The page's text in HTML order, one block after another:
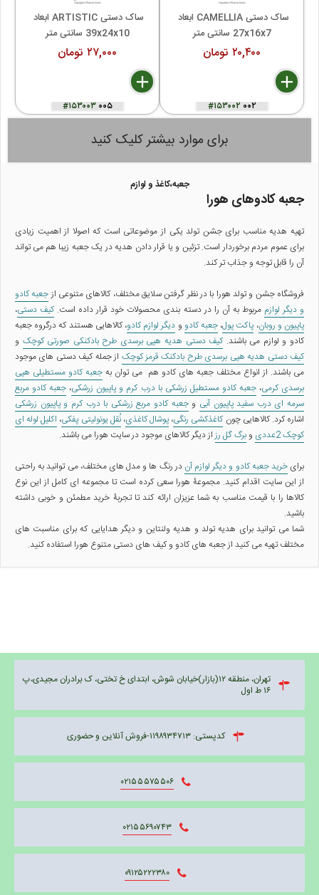
39x24x10 سانتی متر
۲۷,۰۰۰ تومان
delete
remove
add
#۱۵۳۰۰۳۰۰۵
27x16x7 سانتی متر
۲۰,۴۰۰ تومان
delete
remove
autorenew
add
#۱۵۳۰۰۲۰۰۲
برای موارد بیشتر کلیک کنید
جعبه،کاغذ و لوازم
جعبه کادوهای هورا
تهیه هدیه مناسب برای جشن تولد یکی از موضوعاتی است که اصولا از اهمیت زیادی
برای عموم مردم برخوردار است. تزئین و یا قرار دادن هدیه در یک جعبه زیبا هم می تواند
آن را قابل توجه و جذاب تر کند.
فروشگاه جشن و تولد هورا با در نظر گرفتن سلایق مختلف، کالاهای متنوعی ازجعبه کادو
و دیگر لوازم مربوط به آن را در دسته بندی محصولات خود قرار داده است.کیف دستی،
پاپیون و روبان، پاکت پول، جعبه کادو و دیگر لوازم کادو، کالاهایی هستند که درگروه جعبه
کادو و لوازم می باشند.کیف دستی هدیه هپی برسدی طرح بادکنکی صورتی کوچک و
کیف دستی هدیه هپی برسدی طرح بادکنک قرمز کوچک از جمله کیف دستی های موجود
می باشند. از انواع مختلف جعبه های کادو هم می توان به جعبه کادو مستطیلی هپی
برسدی کرمی،جعبه کادو مستطیل زرشکی با درب کرم و پاپیون زرشکی، جعبه کادو مربع
سرمه ای درب سفید پاپیون آبی وجعبه کادو مربع زرشکی با درب کرم و پاپیون زرشکی
اشاره کرد. کالاهایی چونکاغذکشی رنگی، پوشال کاغذی،نُقل یونولیتی پفکی، اکلیل لوله ای
کوچک 2عددی
و برگ گل رزاز دیگر کالاهای موجود در سایت هورا می باشند.
برایخرید جعبه کادو و دیگر لوازم آن در رنگ ها و مدل های مختلف، می توانید به راحتی
از این سایت اقدام کنید. مجموعۀ هورا سعی کرده است تا مجموعه ای کامل از این نوع
کالاها را با قیمت مناسب به شما عزیزان ارائه کند تا تجربۀ خرید مطمئن و خوبی داشته
باشید.
شما می توانید برای هدیه تولد و هدیه ولنتاین و دیگر هدایایی که برای مناسبت های
مختلف تهیه می کنید از جعبه های کادو و کیف های دستی متنوع هورا استفاده کنید.
تهران، منطقه ۱۲(بازار)خیابان شوش، ابتدای خ تختی، ک برادران مجیدی،پ
۱۶ ط اول
کدپستی: ۱۱۹۸۹۳۴۷۱۳-فروش آنلاین و حضوری
۰۲۱۵۵۵۷۵۵۰۶
۰۲۱۵۵۶۹۰۷۴۳
۰۹۱۲۵۲۲۲۳۸۰